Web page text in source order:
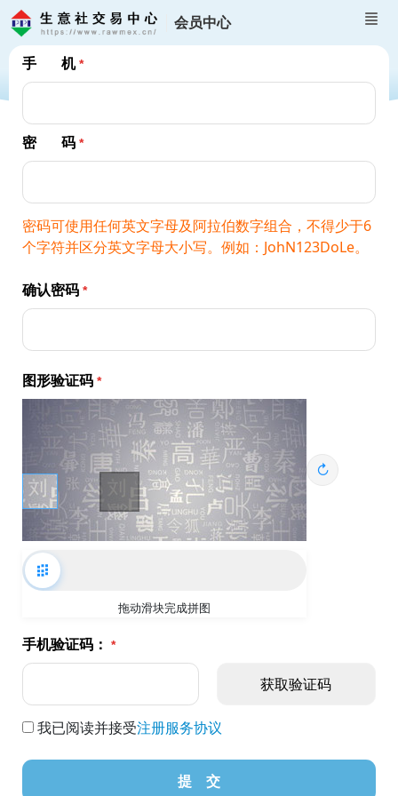
会员中心
手 机
密 码
密码可使用任何英文字母及阿拉伯数字组合，不得少于6
个字符并区分英文字母大小写。例如：JohN123DoLe。
确认密码
图形验证码
↻
拖动滑块完成拼图
手机验证码：
我已阅读并接受注册服务协议
提 交